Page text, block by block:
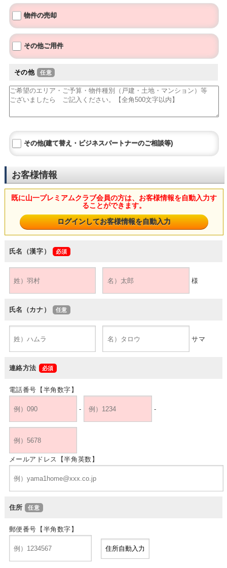
物件の売却
その他ご用件
その他
その他(建て替え・ビジネスパートナーのご相談等)
お客様情報
既に山一プレミアムクラブ会員の方は、お客様情報を自動入力す
ることができます。
氏名（漢字）
様
氏名（カナ）
サマ
連絡方法
電話番号【半角数字】
- -
メールアドレス【半角英数】
住所
郵便番号【半角数字】